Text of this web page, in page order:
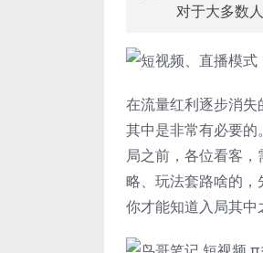
对于大多数
在流量红利逐步消
其中是非常有必要
局之前，各位看客
略、玩法套路啥的，
你才能知道入局其中